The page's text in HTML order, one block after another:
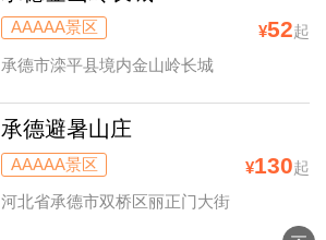
AAAAA景区 ¥52起
承德市滦平县境内金山岭长城
承德避暑山庄
AAAAA景区 ¥130起
河北省承德市双桥区丽正门大街